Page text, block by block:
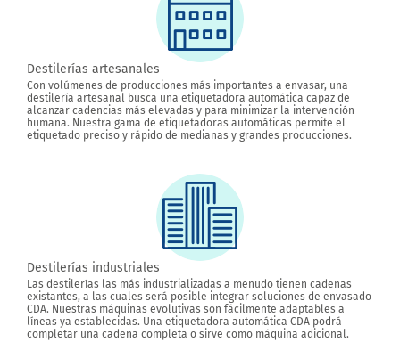
Destilerías artesanales
Con volúmenes de producciones más importantes a envasar, una
destilería artesanal busca una etiquetadora automática capaz de
alcanzar cadencias más elevadas y para minimizar la intervención
humana. Nuestra gama de etiquetadoras automáticas permite el
etiquetado preciso y rápido de medianas y grandes producciones.
Destilerías industriales
Las destilerías las más industrializadas a menudo tienen cadenas
existantes, a las cuales será posible integrar soluciones de envasado
CDA. Nuestras máquinas evolutivas son fácilmente adaptables a
líneas ya establecidas. Una etiquetadora automática CDA podrá
completar una cadena completa o sirve como máquina adicional.